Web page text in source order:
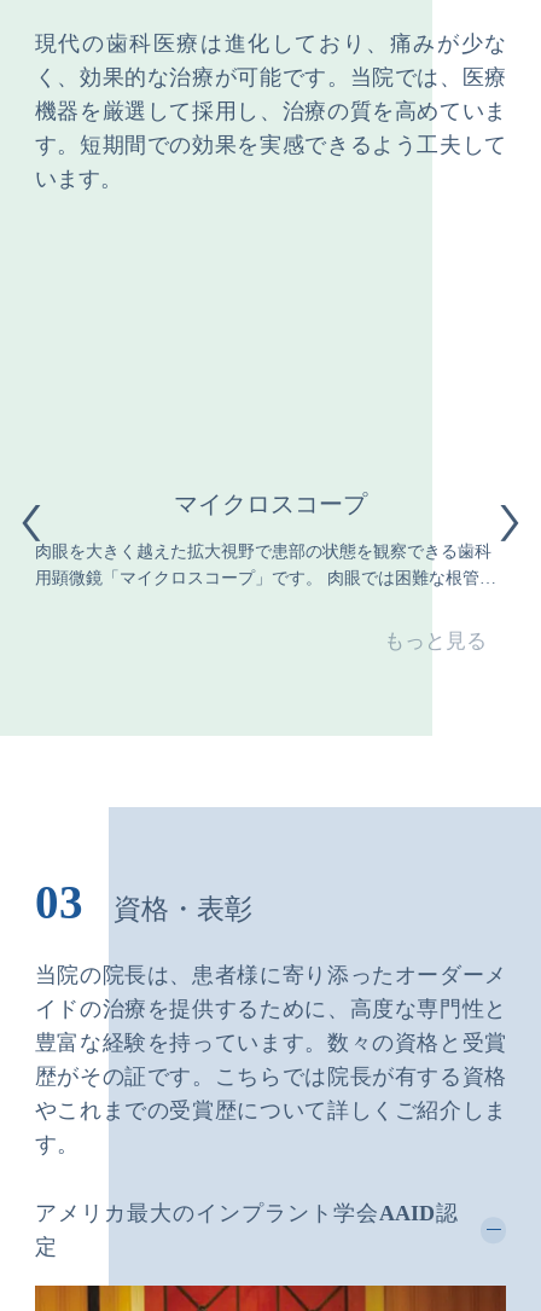
現代の歯科医療は進化しており、痛みが少な
く、効果的な治療が可能です。当院では、医療
機器を厳選して採用し、治療の質を高めていま
す。短期間での効果を実感できるよう工夫して
います。
マイクロスコープ
肉眼を大きく越えた拡大視野で患部の状態を観察できる歯科
用顕微鏡「マイクロスコープ」です。 肉眼では困難な根管
す。 肉眼で治療する場合、歯科医師の「勘」や「経験」に頼
らざるを得ないことがありますが、鈴鹿市の歯医者 大木歯科
療の説明というのは、患者さんにとって分かりにくいもので
もっと見る
03 資格・表彰
当院の院長は、患者様に寄り添ったオーダーメ
イドの治療を提供するために、高度な専門性と
豊富な経験を持っています。数々の資格と受賞
歴がその証です。こちらでは院長が有する資格
やこれまでの受賞歴について詳しくご紹介しま
す。
アメリカ最大のインプラント学会AAID認
定